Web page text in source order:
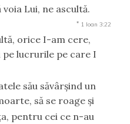
Lui, ne ascultă.
* 1 Ioan 3:22
orice I-am cere,
lucrurile pe care I
său săvârşind un
să se roage şi
pentru cei ce n-au